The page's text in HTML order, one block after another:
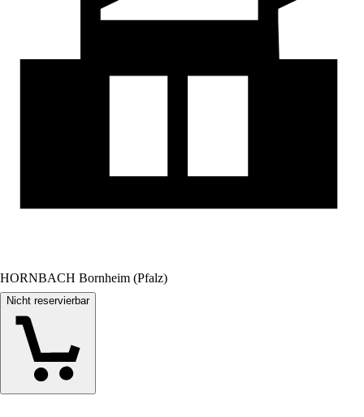
HORNBACH Bornheim (Pfalz)
Nicht reservierbar